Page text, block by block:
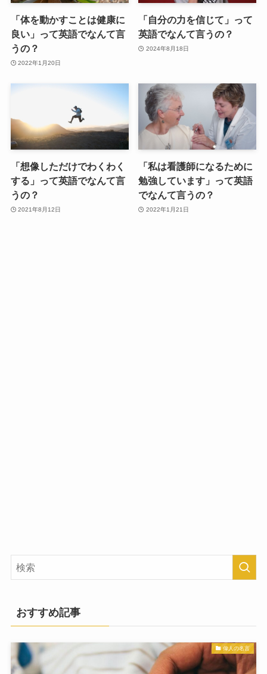
「体を動かすことは健康に
良い」って英語でなんて言
うの？
2022年1月20日
「自分の力を信じて」って
英語でなんて言うの？
2024年8月18日
「想像しただけでわくわく
する」って英語でなんて言
うの？
2021年8月12日
「私は看護師になるために
勉強しています」って英語
でなんて言うの？
2022年1月21日
おすすめ記事
偉人の名言